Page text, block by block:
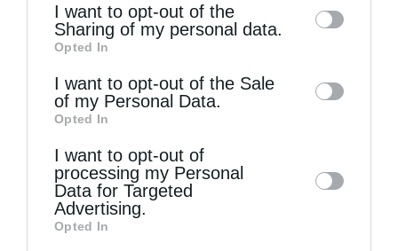
information by third parties on the IAB’s list
of downstream participants. This
information may also be disclosed by us to
third parties on theIAB’s List of
Downstream Participants
disclose it to other third parties.
I want to opt-out of the
Sharing of my personal data.
Opted In
I want to opt-out of the Sale
of my Personal Data.
Opted In
I want to opt-out of
processing my Personal
Data for Targeted
Advertising.
Opted In
χρόνια προβλήματα υγείας, καθώς και οι
απαραίτητες διαγνωστικές εξετάσεις και
θεραπευτικές παρεμβάσεις
(χημειοθεραπείες, ακτινοθεραπείες,
εγχύσεις φαρμάκων, συνεδρίες σε μονάδα
τεχνητού νεφρού). Όπως κανονικά γίνονται
και οι έκτακτες και επείγουσες